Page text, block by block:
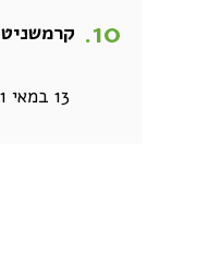
קרמשניט
13 במאי 2021